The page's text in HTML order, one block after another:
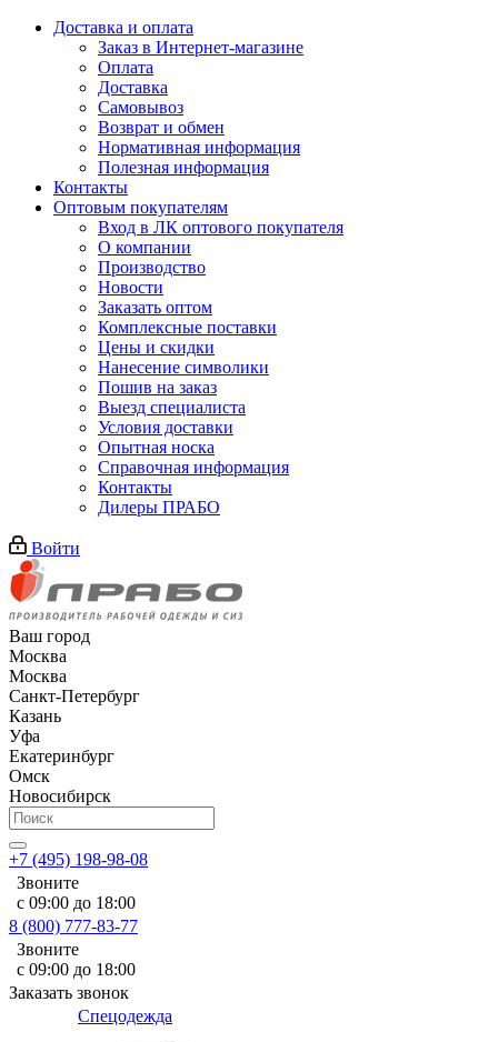
Доставка и оплата
Заказ в Интернет-магазине
Оплата
Доставка
Самовывоз
Возврат и обмен
Нормативная информация
Полезная информация
Контакты
Оптовым покупателям
Вход в ЛК оптового покупателя
О компании
Производство
Новости
Заказать оптом
Комплексные поставки
Цены и скидки
Нанесение символики
Пошив на заказ
Выезд специалиста
Условия доставки
Опытная носка
Справочная информация
Контакты
Дилеры ПРАБО
Войти
Ваш город
Москва
Москва
Санкт-Петербург
Казань
Уфа
Екатеринбург
Омск
Новосибирск
+7 (495) 198-98-08
Звоните
с 09:00 до 18:00
8 (800) 777-83-77
Звоните
с 09:00 до 18:00
Заказать звонок
Спецодежда